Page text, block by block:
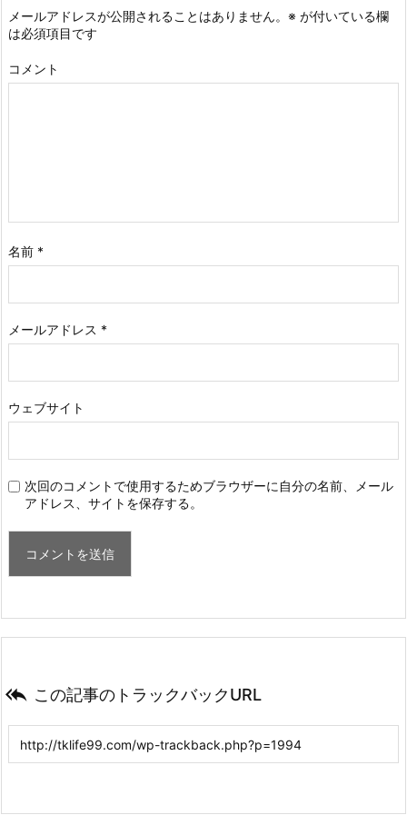
メールアドレスが公開されることはありません。 ※ が付いている欄
は必須項目です
コメント
名前 *
メールアドレス *
ウェブサイト
次回のコメントで使用するためブラウザーに自分の名前、メール
アドレス、サイトを保存する。
 この記事のトラックバックURL